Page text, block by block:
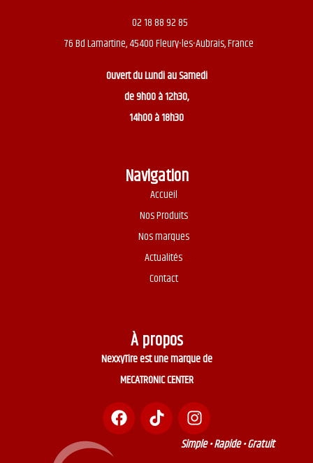
02 18 88 92 85
76 Bd Lamartine, 45400 Fleury-les-Aubrais, France
Ouvert duLundi au Samedi
de 9h00 à 12h30,
14h00 à 18h30
Navigation
Accueil
Nos Produits
Nos marques
Actualités
Contact
À propos
NexxyTire est une marque de
MECATRONIC CENTER
Simple • Rapide • Gratuit